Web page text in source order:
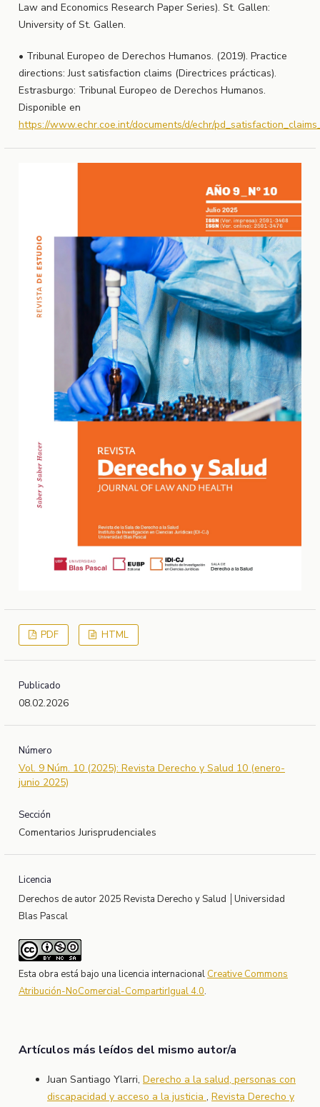
Law and Economics Research Paper Series). St. Gallen:
University of St. Gallen.
• Tribunal Europeo de Derechos Humanos. (2019). Practice
directions: Just satisfaction claims (Directrices prácticas).
Estrasburgo: Tribunal Europeo de Derechos Humanos.
Disponible en
https://www.echr.coe.int/documents/d/echr/
PDF HTML
Publicado
08.02.2026
Número
Vol. 9 Núm. 10 (2025): Revista Derecho y Salud 10 (enero-
junio 2025)
Sección
Comentarios Jurisprudenciales
Licencia
Derechos de autor 2025 Revista Derecho y Salud │Universidad
Blas Pascal
Esta obra está bajo una licencia internacional Creative Commons
Atribución-NoComercial-CompartirIgual 4.0.
Artículos más leídos del mismo autor/a
Juan Santiago Ylarri, Derecho a la salud, personas con
discapacidad y acceso a la justicia , Revista Derecho y